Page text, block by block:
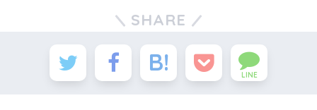
SHARE
LINE